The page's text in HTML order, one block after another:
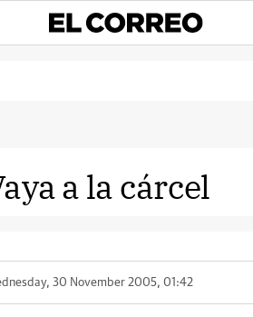
a la cárcel
30 November 2005, 01:42